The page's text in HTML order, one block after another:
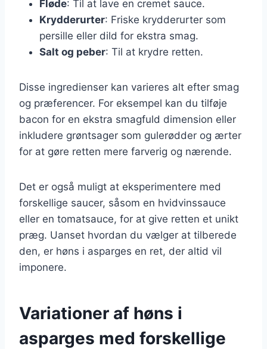
Fløde: Til at lave en cremet sauce.
Krydderurter: Friske krydderurter som
persille eller dild for ekstra smag.
Salt og peber: Til at krydre retten.
Disse ingredienser kan varieres alt efter smag
og præferencer. For eksempel kan du tilføje
bacon for en ekstra smagfuld dimension eller
inkludere grøntsager som gulerødder og ærter
for at gøre retten mere farverig og nærende.
Det er også muligt at eksperimentere med
forskellige saucer, såsom en hvidvinssauce
eller en tomatsauce, for at give retten et unikt
præg. Uanset hvordan du vælger at tilberede
den, er høns i asparges en ret, der altid vil
imponere.
Variationer af høns i
asparges med forskellige